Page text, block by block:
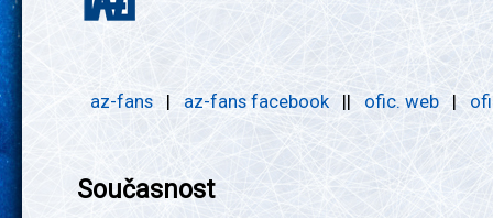
az-fans |az-fans facebook || ofic. web |
Současnost